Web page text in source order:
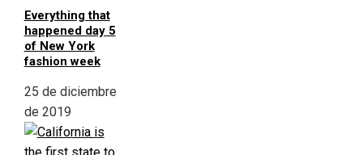
Everything that
happened day 5
of New York
fashion week
25 de diciembre
de 2019